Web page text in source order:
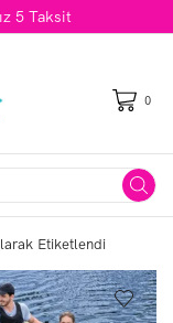
5 Taksit
0
Etiketlendi